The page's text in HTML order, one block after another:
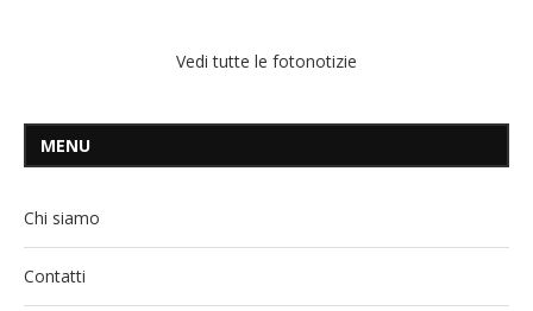
Vedi tutte le fotonotizie
MENU
Chi siamo
Contatti